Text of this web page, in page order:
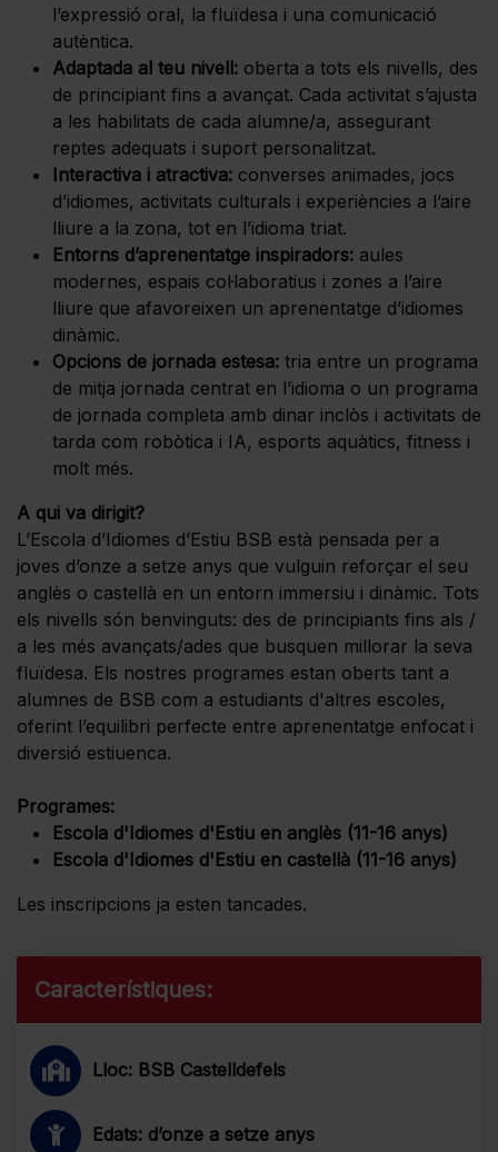
l’expressió oral, la fluïdesa i una comunicació
autèntica.
Adaptada al teu nivell: oberta a tots els nivells, des
de principiant fins a avançat. Cada activitat s’ajusta
a les habilitats de cada alumne/a, assegurant
reptes adequats i suport personalitzat.
Interactiva i atractiva: converses animades, jocs
d’idiomes, activitats culturals i experiències a l’aire
lliure a la zona, tot en l’idioma triat.
Entorns d’aprenentatge inspiradors: aules
modernes, espais col·laboratius i zones a l’aire
lliure que afavoreixen un aprenentatge d’idiomes
dinàmic.
Opcions de jornada estesa: tria entre un programa
de mitja jornada centrat en l’idioma o un programa
de jornada completa amb dinar inclòs i activitats de
tarda com robòtica i IA, esports aquàtics, fitness i
molt més.
A qui va dirigit?
L’Escola d’Idiomes d’Estiu BSB està pensada per a
joves d’onze a setze anys que vulguin reforçar el seu
anglès o castellà en un entorn immersiu i dinàmic. Tots
els nivells són benvinguts: des de principiants fins als /
a les més avançats/ades que busquen millorar la seva
fluïdesa. Els nostres programes estan oberts tant a
alumnes de BSB com a estudiants d'altres escoles,
oferint l’equilibri perfecte entre aprenentatge enfocat i
diversió estiuenca.
Programes:
Escola d'Idiomes d'Estiu en anglès (11-16 anys)
Escola d'Idiomes d'Estiu en castellà (11-16 anys)
Les inscripcions ja esten tancades.
Característiques:
Lloc: BSB Castelldefels
Edats: d’onze a setze anys